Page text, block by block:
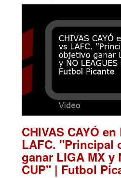
CHIVAS CAYÓ
LAFC. "Principal
ganar LIGA MX y
CUP" | Futbol